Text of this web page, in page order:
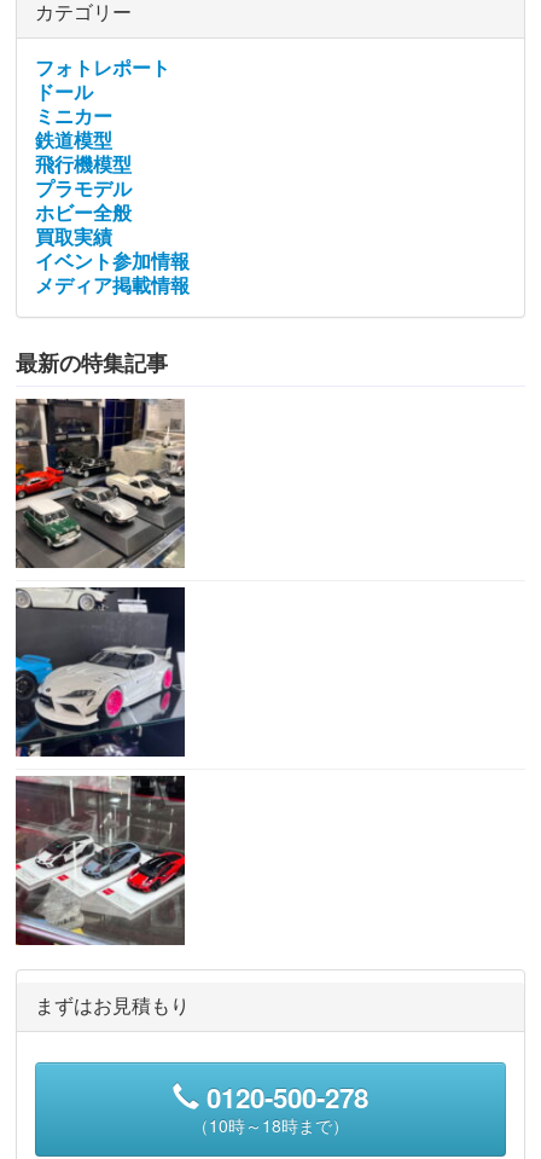
カテゴリー
フォトレポート
ドール
ミニカー
鉄道模型
飛行機模型
プラモデル
ホビー全般
買取実績
イベント参加情報
メディア掲載情報
最新の特集記事
まずはお見積もり
0120-500-278
（10時～18時まで）